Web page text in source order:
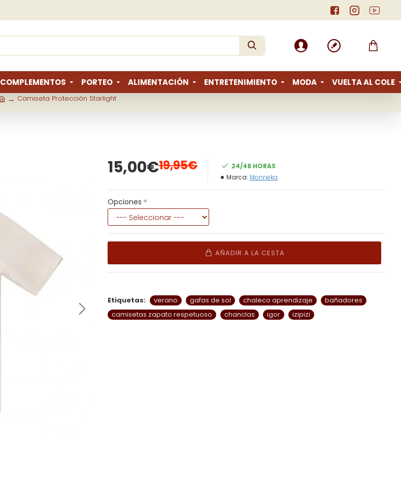
COMPLEMENTOS PORTEO ALIMENTACIÓN ENTRETENIMIENTO MODA VUELTA AL COLE
Camiseta Protección Starlight
19,95€
15,00€
24/48 HORAS
Marca: Monneka
Opciones
AÑADIR A LA CESTA
Etiquetas: verano gafas de sol chaleco aprendizaje
bañadores
camisetas zapato respetuoso
chanclas igor izipizi